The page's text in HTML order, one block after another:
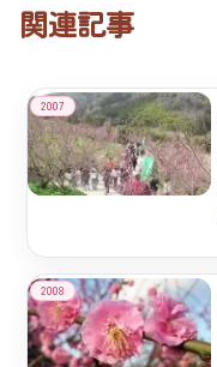
関連記事
2007
2008